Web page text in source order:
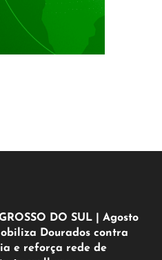
DO SUL | Agosto
Dourados contra
e reforça rede de